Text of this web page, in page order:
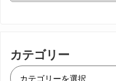
カテゴリー